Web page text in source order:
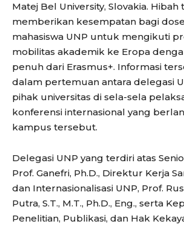
Matej Bel University, Slovakia.
memberikan kesempatan bagi
mahasiswa UNP untuk mengikuti
mobilitas akademik ke Eropa
penuh dari Erasmus+. Informasi
dalam pertemuan antara delegasi
pihak universitas di sela-sela
konferensi internasional yang
kampus tersebut.
Delegasi UNP yang terdiri atas
Prof. Ganefri, Ph.D., Direktur Kerja
dan Internasionalisasi UNP, Prof.
Putra, S.T., M.T., Ph.D., Eng., serta
Penelitian, Publikasi, dan Hak